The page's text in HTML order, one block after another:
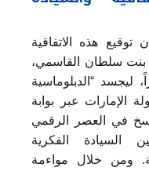
توقيع هذه الاتفاقية
سلطان القاسمي،
ليجسد “الدبلوماسية
الإمارات عبر بوابة
في العصر الرقمي
السيادة الفكرية
ومن خلال مواءمة